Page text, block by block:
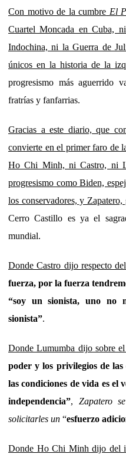
Con motivo de la cumbre El
Cuartel Moncada en Cuba,
Indochina, ni la Guerra de
únicos en la historia de la
progresismo más aguerrido
fratrías y fanfarrias.
Gracias a este diario, que
convierte en el primer faro de
Ho Chi Minh, ni Castro, ni
progresismo como Biden,
los conservadores, y
Cerro Castillo es ya el
mundial.
Donde Castro dijo respecto
fuerza, por la fuerza
“soy un sionista, uno no
sionista”.
Donde Lumumba dijo sobre el
poder y los privilegios de
las condiciones de vida es el
independencia”, Zapatero
solicitarles un “esfuerzo
Donde Ho Chi Minh dijo del